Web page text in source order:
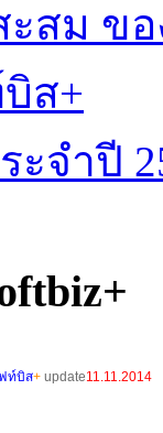
สม ขอ
ส+
จำปี
ท์บิส+ update11.11.2014